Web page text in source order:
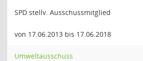
SPD stellv. Ausschussmitglied
von 17.06.2013 bis 17.06.2018
Umweltausschuss